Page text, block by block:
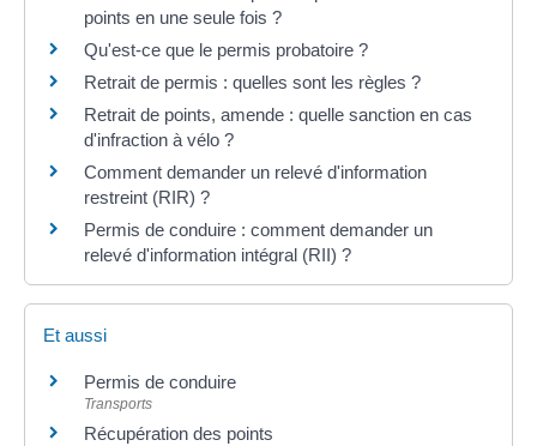
points en une seule fois ?
Qu'est-ce que le permis probatoire ?
Retrait de permis : quelles sont les règles ?
Retrait de points, amende : quelle sanction en cas
d'infraction à vélo ?
Comment demander un relevé d'information
restreint (RIR) ?
Permis de conduire : comment demander un
relevé d'information intégral (RII) ?
Et aussi
Permis de conduire
Transports
Récupération des points